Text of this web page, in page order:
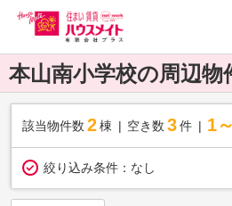
本山南小学校の周辺物
該当物件数 2棟 空き数 3 件 1
絞り込み条件： なし